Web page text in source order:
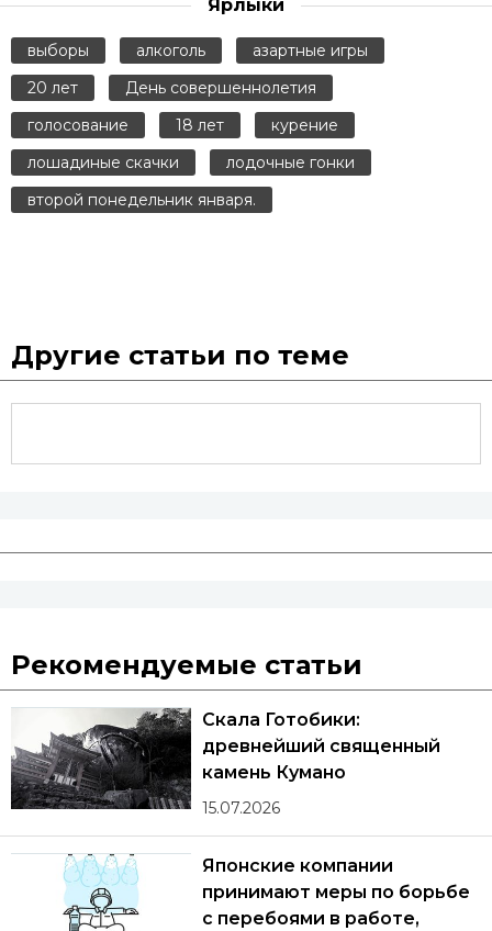
Ярлыки
выборы алкоголь
азартные игры
20 лет
День совершеннолетия
голосование
18 лет
курение
лошадиные скачки
лодочные гонки
второй понедельник января.
Другие статьи по теме
Рекомендуемые статьи
Скала Готобики:
древнейший священный
камень Кумано
15.07.2026
Японские компании
принимают меры по борьбе
с перебоями в работе,